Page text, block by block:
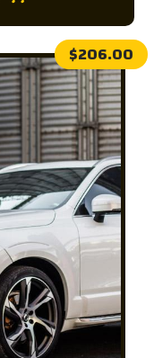
$206.00